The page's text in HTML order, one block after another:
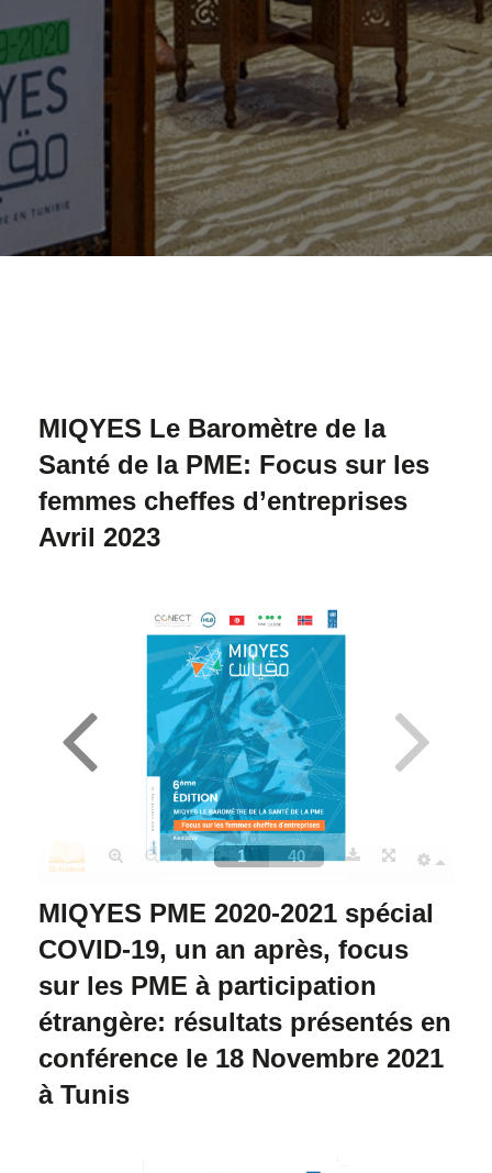
MIQYES Le Baromètre de la
Santé de la PME: Focus sur les
femmes cheffes d’entreprises
Avril 2023
MIQYES PME 2020-2021 spécial
COVID-19, un an après, focus
sur les PME à participation
étrangère: résultats présentés en
conférence le 18 Novembre 2021
à Tunis